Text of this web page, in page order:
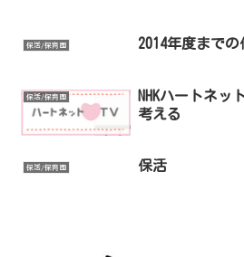
保活/保育園 2014年度までの
保活/保育園
NHKハートネッ
考える
保活/保育園 保活